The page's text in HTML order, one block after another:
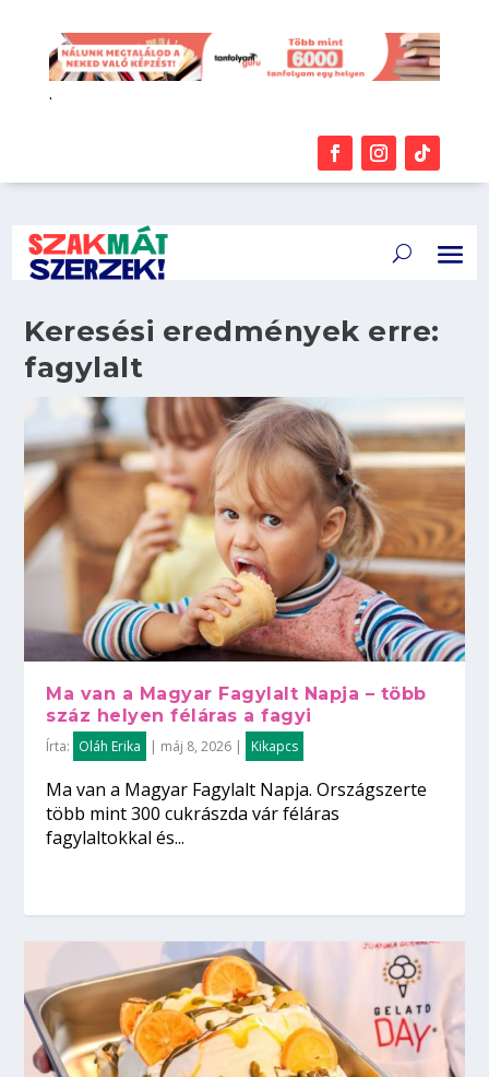
.
Keresési eredmények erre:
fagylalt
Ma van a Magyar Fagylalt Napja – több
száz helyen féláras a fagyi
Írta: Oláh Erika | máj 8, 2026 | Kikapcs
Ma van a Magyar Fagylalt Napja. Országszerte
több mint 300 cukrászda vár féláras
fagylaltokkal és...